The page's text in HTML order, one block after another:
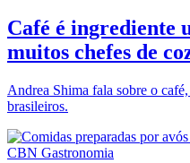
Café é ingrediente
muitos chefes de
Andrea Shima fala sobre o
brasileiros.
CBN Gastronomia